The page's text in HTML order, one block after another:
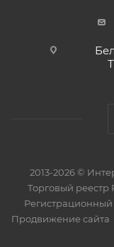
2013-2026 ©
Торговый реестр
Регистрационный
Продвижение сайта